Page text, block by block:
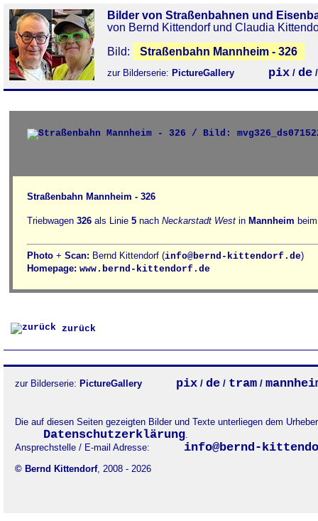
Bilder von Straßenbahnen und
von Bernd Kittendorf und Claudia
Bild:
Straßenbahn Mannheim - 326
zur Bilderserie: PictureGallery pix / de
Straßenbahn Mannheim - 326
Triebwagen 326 als Linie 5 nach Neckarstadt West in Mannheim
Photo + Scan: Bernd Kittendorf (info@bernd-kittendorf.de)
Homepage: www.bernd-kittendorf.de
zurück
zur Bilderserie: PictureGallery pix / de / tram /
Die auf diesen Seiten gezeigten Bilder und Texte unterliegen dem
Datenschutzerklärung.
Ansprechstelle / E-mail Adresse:
info@bernd-
© Bernd Kittendorf, 2008 - 2026